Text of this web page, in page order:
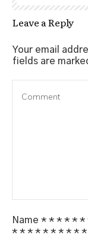
Leave a Reply
Your email
fields are
Name * * * * * *
* * * * * * * * * *